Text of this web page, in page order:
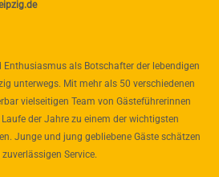
als Botschafter der lebendigen
unterwegs. Mit mehr als 50 verschiedenen
vielseitigen Team von Gästeführerinnen
der Jahre zu einem der wichtigsten
Junge und jung gebliebene Gäste schätzen
Service.